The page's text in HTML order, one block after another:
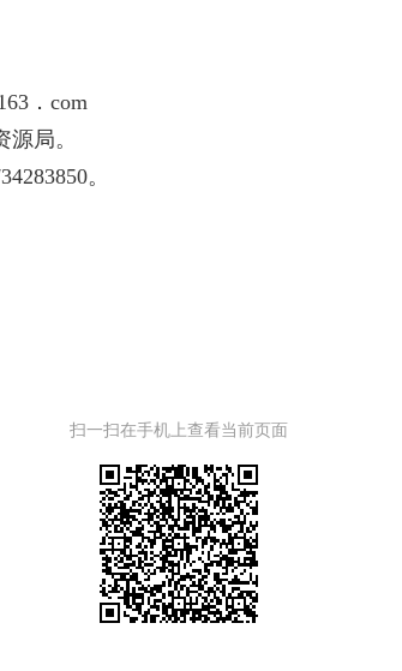
．com
局。
。
扫一扫在手机上查看当前页面